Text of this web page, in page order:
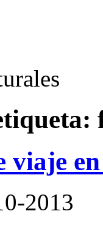
viaje
2013